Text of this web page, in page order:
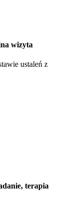
wizyta
ustaleń z
terapia